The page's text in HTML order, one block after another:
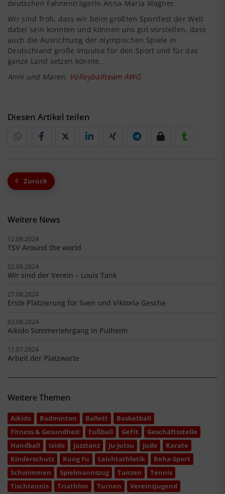
deutschen Fahnenträgerin Anna-Maria Wagner.
Wir sind froh, dass wir beim größten Sportfest der Welt
dabei sein konnten und können uns gut vorstellen, dass
auch die Ausrichtung der olympischen Spiele in
Deutschland große Impulse für den Sport und für das
ganze Land setzen könnte.
Anni und Maren, Volleyballteam AWG
Diesen Artikel teilen
Zurück
Weitere News
12.09.2024
TSV Around the world
02.09.2024
Wir sind der Verein – Louis Tank
27.08.2024
Erste Platzierung für Sven und Viktoria Gesche
03.08.2024
Aikido Sommerlehrgang in Pulheim
17.07.2024
Arbeit der Platzwarte
Weitere Themen
Aikido Badminton Ballett
Basketball
Fitness & Gesundheit
Fußball GeFit
Geschäftsstelle
Handball
Iaido Jazztanz Ju-Jutsu Judo
Karate
Kinderschutz
Kung Fu Leichtathletik
Reha-Sport
Schwimmen
Spielmannszug Tanzen
Tennis
Tischtennis
Triathlon Turnen
Vereinsjugend